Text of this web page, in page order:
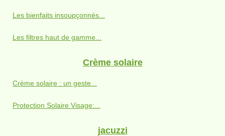
Les bienfaits insoupçonnés...
Les filtres haut de gamme...
Crème solaire
Crème solaire : un geste...
Protection Solaire Visage:...
jacuzzi